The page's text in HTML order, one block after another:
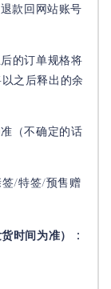
款回网站账号
的订单规格将
之后释出的余
（不确定的话
/特签/预售赠
时间为准） ：